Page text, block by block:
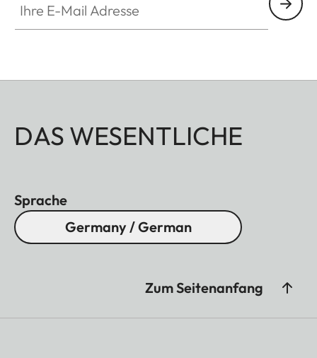
DAS WESENTLICHE
Sprache
Germany / German
Zum Seitenanfang